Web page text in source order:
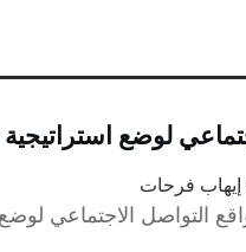
إيهاب فرحات